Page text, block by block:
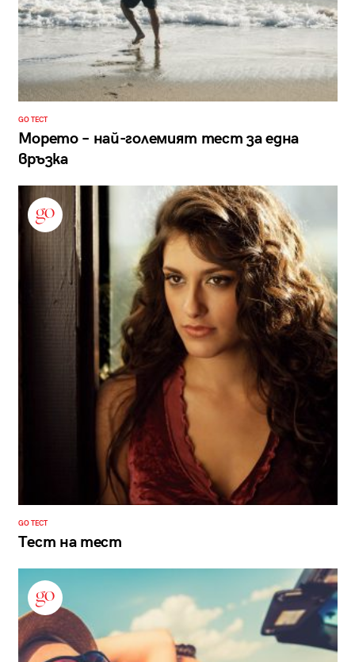
GO ТЕСТ
Морето – най-големият тест за една
връзка
GO ТЕСТ
Тест на тест